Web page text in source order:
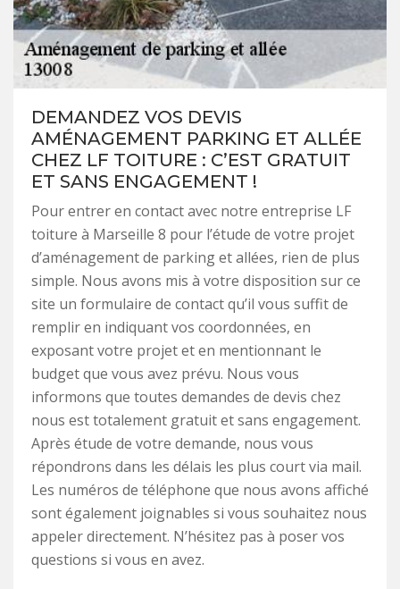
DEMANDEZ VOS DEVIS
AMÉNAGEMENT PARKING ET ALLÉE
CHEZ LF TOITURE : C’EST GRATUIT
ET SANS ENGAGEMENT !
Pour entrer en contact avec notre entreprise LF
toiture à Marseille 8 pour l’étude de votre projet
d’aménagement de parking et allées, rien de plus
simple. Nous avons mis à votre disposition sur ce
site un formulaire de contact qu’il vous suffit de
remplir en indiquant vos coordonnées, en
exposant votre projet et en mentionnant le
budget que vous avez prévu. Nous vous
informons que toutes demandes de devis chez
nous est totalement gratuit et sans engagement.
Après étude de votre demande, nous vous
répondrons dans les délais les plus court via mail.
Les numéros de téléphone que nous avons affiché
sont également joignables si vous souhaitez nous
appeler directement. N’hésitez pas à poser vos
questions si vous en avez.